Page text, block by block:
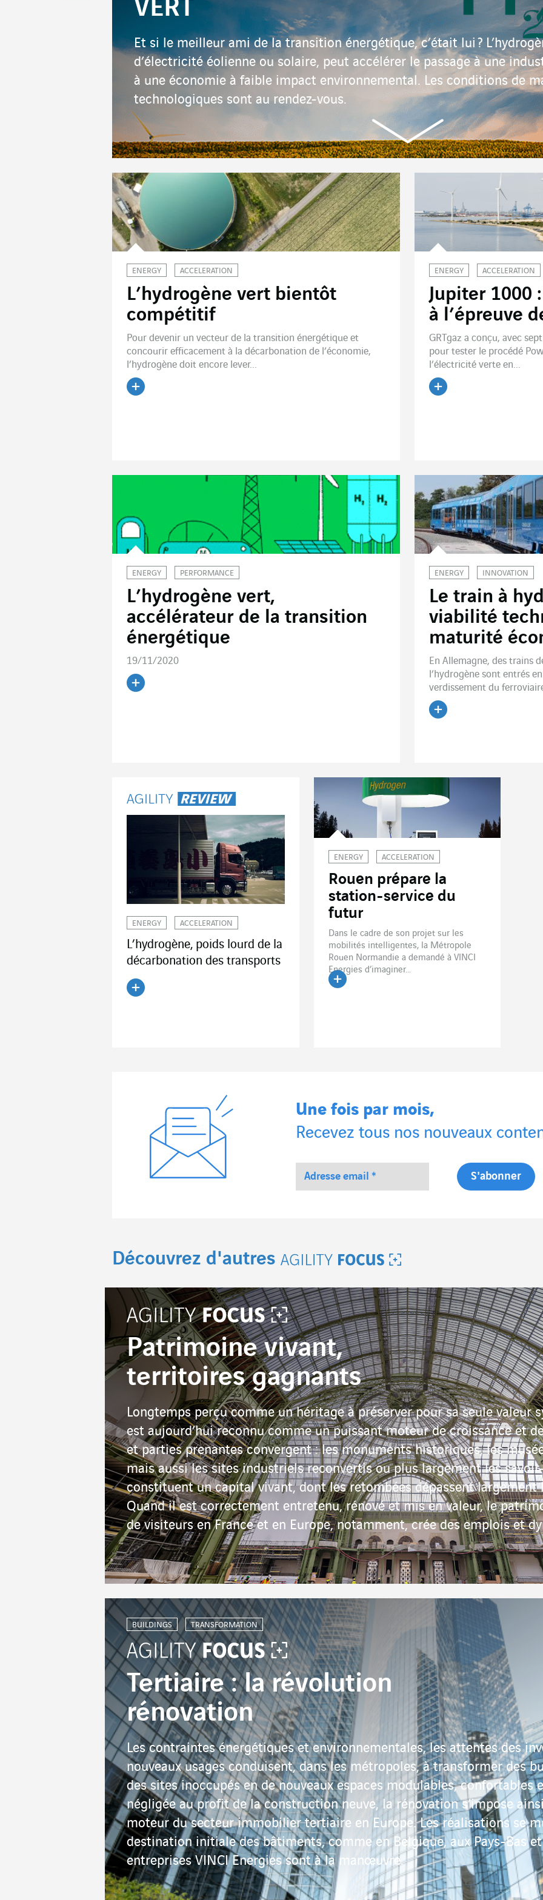
VERT
Et si le meilleur ami de la transition énergétique, c’était lui ?
d’électricité éolienne ou solaire, peut accélérer le passage à une
à une économie à faible impact environnemental. Les conditions de
technologiques sont au rendez-vous.
ENERGY ACCELERATION
L’hydrogène vert bientôt
compétitif
Pour devenir un vecteur de la transition énergétique et
concourir efficacement à la décarbonation de l’économie,
l’hydrogène doit encore lever...
ENERGY ACCELERATION
Jupiter 1000
à l’épreuve
GRTgaz a conçu, avec
pour tester le procédé
l’électricité verte en...
ENERGY PERFORMANCE
L’hydrogène vert,
accélérateur de la transition
énergétique
19/11/2020
ENERGY INNOVATION
Le train à
viabilité
maturité
En Allemagne, des trains
l’hydrogène sont entrés
verdissement du
ENERGY ACCELERATION
L’hydrogène, poids lourd de la
décarbonation des transports
ENERGY ACCELERATION
Rouen prépare la
station-service du
futur
Dans le cadre de son projet sur les
mobilités intelligentes, la Métropole
Rouen Normandie a demandé à VINCI
Energies d’imaginer...
Une fois par mois,
Recevez tous nos nouveaux
Découvrez d'autres
Patrimoine vivant,
territoires gagnants
Longtemps perçu comme un héritage à préserver pour sa seule valeur
est aujourd’hui reconnu comme un puissant moteur de croissance et
et parties prenantes convergent : les monuments historiques, les
mais aussi les sites industriels reconvertis ou plus largement les
constituent un capital vivant, dont les retombées dépassent largement
Quand il est correctement entretenu, rénové et mis en valeur, le
de visiteurs en France et en Europe, notamment, crée des emplois et
BUILDINGS TRANSFORMATION
Tertiaire : la révolution
rénovation
Les contraintes énergétiques et environnementales, les attentes des
nouveaux usages conduisent, dans les métropoles, à transformer des
des sites inoccupés en de nouveaux espaces modulables, confortables
négligée au profit de la construction neuve, la rénovation s’impose
moteur du secteur immobilier tertiaire en Europe. Les réalisations se
destination initiale des bâtiments, comme en Belgique, aux Pays-Bas et
entreprises VINCI Energies sont à la manœuvre.